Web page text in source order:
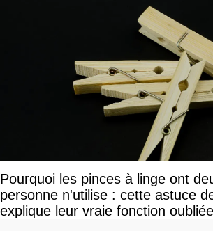
Pourquoi les pinces à linge ont
personne n'utilise : cette astuce
explique leur vraie fonction oubliée